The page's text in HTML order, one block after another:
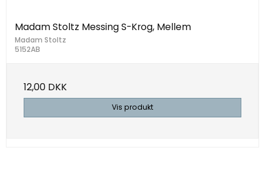
Madam Stoltz Messing S-Krog, Mellem
Madam Stoltz
5152AB
12,00 DKK
Vis produkt